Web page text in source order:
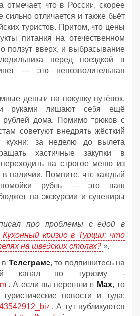
отмечает, что в России, скорее
сильно отличается и также бьёт
туристов. Притом, что цены
питания на отечественном
ползут вверх, и выбрасывание
перед поездкой в
— это непозволительная
деньги на покупку путёвок,
руками лишают себя ещё
рублей дома. Помимо трюков с
советуют внедрять жёсткий
кухни: за неделю до вылета
хаотичные закупки в
на строгое меню из
в наличии. Помните, что каждый
помойки рубль — это ваш
на экскурсии и сувениры
про проблемы с едой в
Кухонный кризис в Турции: что
на шведских столах? ».
в Телеграме, то подпишитесь на
канал по туризму -
. А если вы перешли в Мах, то
новости и туда:
. А тут публикуются